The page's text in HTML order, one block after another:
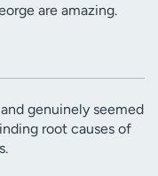
are amazing.
genuinely seemed
root causes of